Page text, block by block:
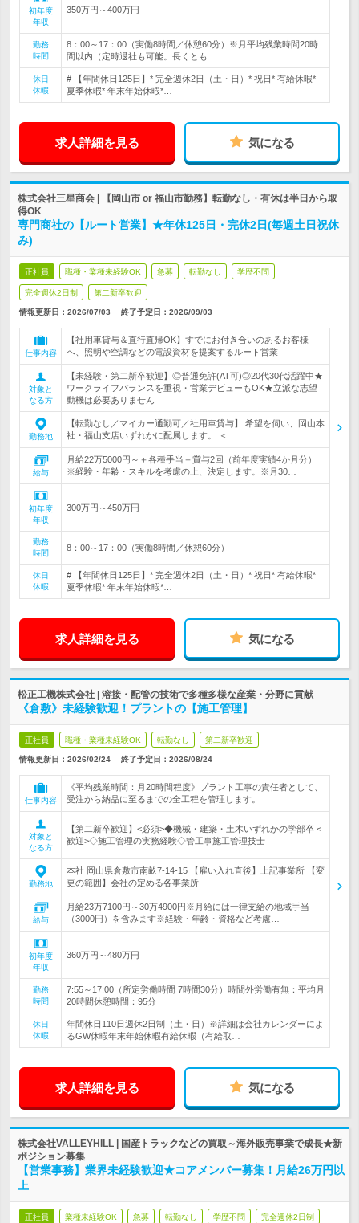
初年度
年収
350万円～400万円
勤務
時間
8：00～17：00（実働8時間／休憩60分）※月平均残業時間20時
間以内（定時退社も可能。長くとも…
休日
休暇
# 【年間休日125日】* 完全週休2日（土・日）* 祝日* 有給休暇*
夏季休暇* 年末年始休暇*…
求人詳細を見る 気になる
株式会社三星商会 | 【岡山市 or 福山市勤務】転勤なし・有休は半日から取
得OK
専門商社の【ルート営業】★年休125日・完休2日(毎週土日祝休
み)
正社員 職種・業種未経験OK 急募 転勤なし 学歴不問
完全週休2日制 第二新卒歓迎
情報更新日：2026/07/03 終了予定日： 2026/09/03
仕事内容
【社用車貸与＆直行直帰OK】すでにお付き合いのあるお客様
へ、照明や空調などの電設資材を提案するルート営業
対象と
なる方
【未経験・第二新卒歓迎】◎普通免許(AT可)◎20代30代活躍中★
ワークライフバランスを重視・営業デビューもOK★立派な志望
動機は必要ありません
勤務地
【転勤なし／マイカー通勤可／社用車貸与】 希望を伺い、岡山本
社・福山支店いずれかに配属します。 ＜…
給与
月給22万5000円～＋各種手当＋賞与2回（前年度実績4か月分）
※経験・年齢・スキルを考慮の上、決定します。※月30…
初年度
年収
300万円～450万円
勤務
時間
8：00～17：00（実働8時間／休憩60分）
休日
休暇
# 【年間休日125日】* 完全週休2日（土・日）* 祝日* 有給休暇*
夏季休暇* 年末年始休暇*…
求人詳細を見る 気になる
松正工機株式会社 | 溶接・配管の技術で多種多様な産業・分野に貢献
《倉敷》未経験歓迎！プラントの【施工管理】
正社員 職種・業種未経験OK 転勤なし 第二新卒歓迎
情報更新日：2026/02/24 終了予定日： 2026/08/24
仕事内容
《平均残業時間：月20時間程度》プラント工事の責任者として、
受注から納品に至るまでの全工程を管理します。
対象と
なる方
【第二新卒歓迎】<必須>◆機械・建築・土木いずれかの学部卒 <
歓迎>◇施工管理の実務経験◇管工事施工管理技士
勤務地
本社 岡山県倉敷市南畝7-14-15 【雇い入れ直後】上記事業所 【変
更の範囲】会社の定める各事業所
給与
月給23万7100円～30万4900円※月給には一律支給の地域手当
（3000円）を含みます※経験・年齢・資格など考慮…
初年度
年収
360万円～480万円
勤務
時間
7:55～17:00（所定労働時間 7時間30分）時間外労働有無：平均月
20時間休憩時間：95分
休日
休暇
年間休日110日週休2日制（土・日）※詳細は会社カレンダーによ
るGW休暇年末年始休暇有給休暇（有給取…
求人詳細を見る 気になる
株式会社VALLEYHILL | 国産トラックなどの買取～海外販売事業で成長★新
ポジション募集
【営業事務】業界未経験歓迎★コアメンバー募集！月給26万円以
上
正社員 業種未経験OK 急募 転勤なし 学歴不問 完全週休2日制